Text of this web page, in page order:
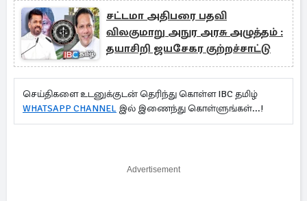
சட்டமா அதிபரை பதவி
விலகுமாறு அநுர அரசு அழுத்தம் :
தயாசிறி ஜயசேகர குற்றச்சாட்டு
செய்திகளை உடனுக்குடன் தெரிந்து கொள்ள IBC தமிழ்
WHATSAPP CHANNEL இல் இணைந்து கொள்ளுங்கள்...!
Advertisement